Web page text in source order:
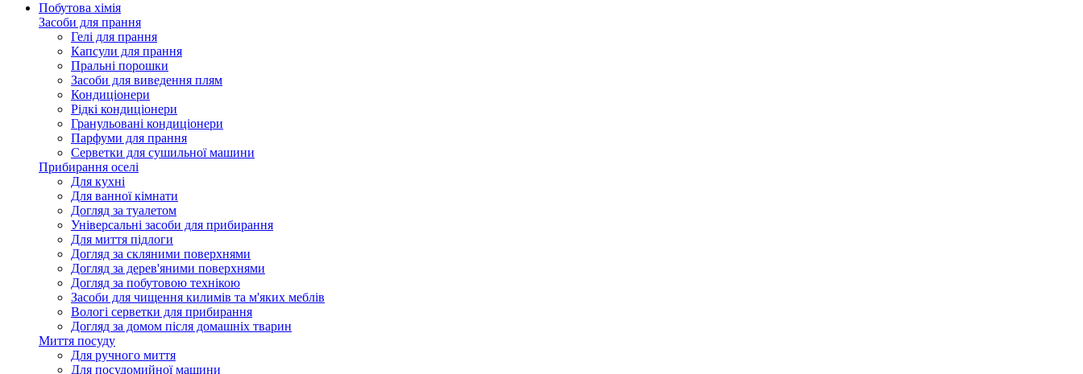
Побутова хімія
Засоби для прання
Гелі для прання
Капсули для прання
Пральні порошки
Засоби для виведення плям
Кондиціонери
Рідкі кондиціонери
Гранульовані кондиціонери
Парфуми для прання
Серветки для сушильної машини
Прибирання оселі
Для кухні
Для ванної кімнати
Догляд за туалетом
Універсальні засоби для прибирання
Для миття підлоги
Догляд за скляними поверхнями
Догляд за дерев'яними поверхнями
Догляд за побутовою технікою
Засоби для чищення килимів та м'яких меблів
Вологі серветки для прибирання
Догляд за домом після домашніх тварин
Миття посуду
Для ручного миття
Для посудомийної машини